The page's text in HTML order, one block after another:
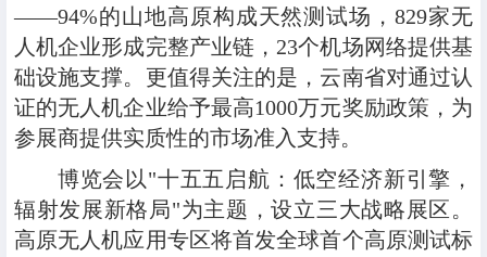
——94%的山地高原构成天然测试场，829家无
人机企业形成完整产业链，23个机场网络提供基
础设施支撑。更值得关注的是，云南省对通过认
证的无人机企业给予最高1000万元奖励政策，为
参展商提供实质性的市场准入支持。
博览会以"十五五启航：低空经济新引擎，
辐射发展新格局"为主题，设立三大战略展区。
高原无人机应用专区将首发全球首个高原测试标